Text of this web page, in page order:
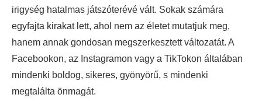
irigység hatalmas játszóterévé vált. Sokak számára
egyfajta kirakat lett, ahol nem az életet mutatjuk meg,
hanem annak gondosan megszerkesztett változatát. A
Facebookon, az Instagramon vagy a TikTokon általában
mindenki boldog, sikeres, gyönyörű, s mindenki
megtalálta önmagát.